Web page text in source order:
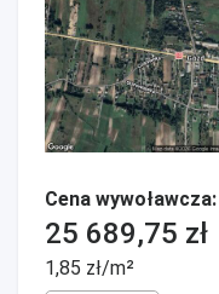
Cena wywoławcza:
25 689,75 zł
1,85 zł/m²